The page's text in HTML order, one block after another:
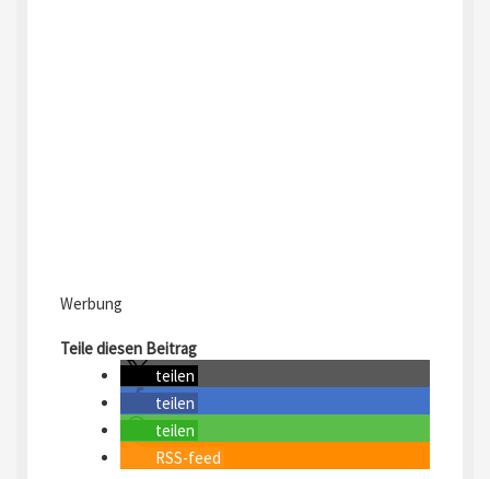
Werbung
Teile diesen Beitrag
teilen
teilen
teilen
RSS-feed